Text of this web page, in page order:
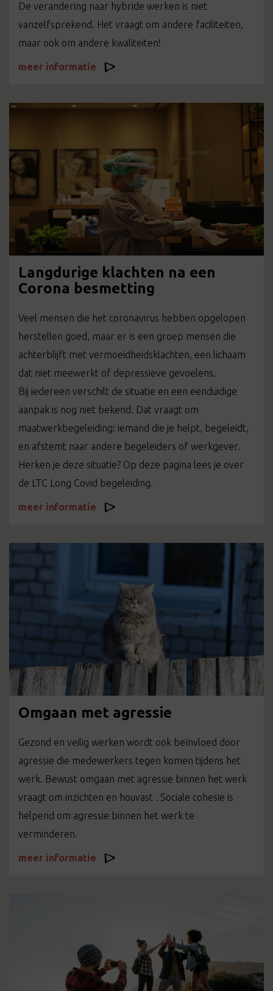
De verandering naar hybride werken is niet
vanzelfsprekend. Het vraagt om andere faciliteiten,
maar ook om andere kwaliteiten!
meer informatie
Langdurige klachten na een
Corona besmetting
Veel mensen die het coronavirus hebben opgelopen
herstellen goed, maar er is een groep mensen die
achterblijft met vermoeidheidsklachten, een lichaam
dat niet meewerkt of depressieve gevoelens.
Bij iedereen verschilt de situatie en een eenduidige
aanpak is nog niet bekend. Dat vraagt om
maatwerkbegeleiding: iemand die je helpt, begeleidt,
en afstemt naar andere begeleiders of werkgever.
Herken je deze situatie? Op deze pagina lees je over
de LTC Long Covid begeleiding.
meer informatie
Omgaan met agressie
Gezond en veilig werken wordt ook beïnvloed door
agressie die medewerkers tegen komen tijdens het
werk. Bewust omgaan met agressie binnen het werk
vraagt om inzichten en houvast . Sociale cohesie is
helpend om agressie binnen het werk te
verminderen.
meer informatie